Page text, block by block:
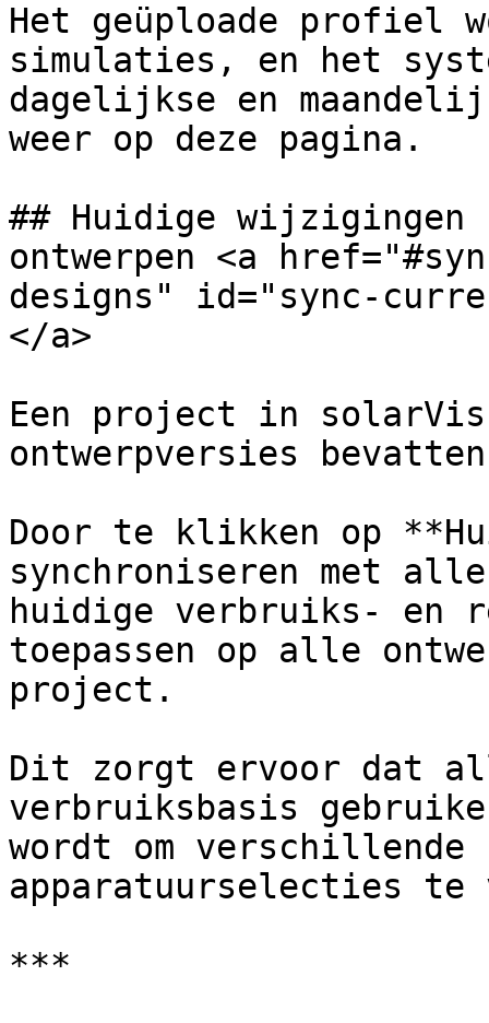
Het geüploade profiel
simulaties, en het
dagelijkse en
weer op deze pagina.
## Huidige wijzigingen
ontwerpen <a
designs" id="sync-
</a>
Een project in solarVis
ontwerpversies
Door te klikken op
synchroniseren met
huidige verbruiks- en
toepassen op alle
project.
Dit zorgt ervoor dat
verbruiksbasis
wordt om verschillende
apparatuurselecties
***